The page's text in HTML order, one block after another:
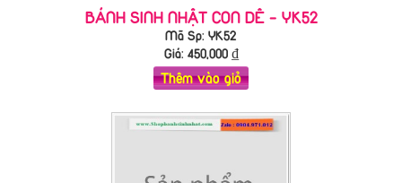
BÁNH SINH NHẬT CON DÊ - YK52
Mã Sp: YK52
Giá: 450,000₫
Thêm vào giỏ